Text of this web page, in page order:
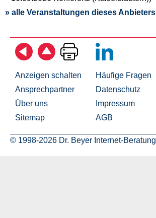
» alle Veranstaltungen dieses Anbieters
Anzeigen schalten
Ansprechpartner
Über uns
Sitemap
Häufige Fragen
Datenschutz
Impressum
AGB
© 1998-2026 Dr. Beyer Internet-Beratung